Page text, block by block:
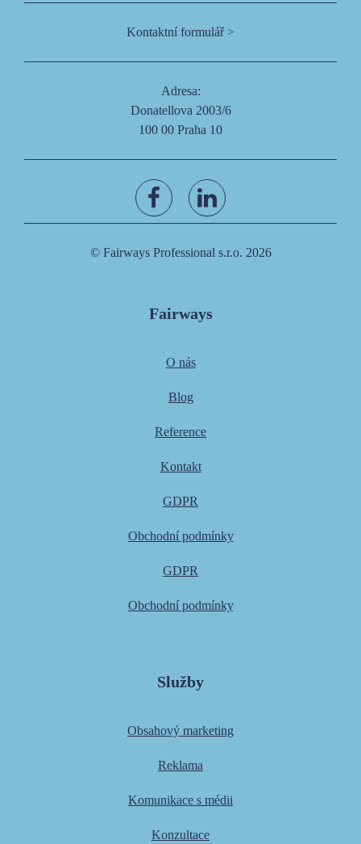
Kontaktní formulář >
Adresa:
Donatellova 2003/6
100 00 Praha 10
© Fairways Professional s.r.o. 2026
Fairways
O nás
Blog
Reference
Kontakt
GDPR
Obchodní podmínky
GDPR
Obchodní podmínky
Služby
Obsahový marketing
Reklama
Komunikace s médii
Konzultace